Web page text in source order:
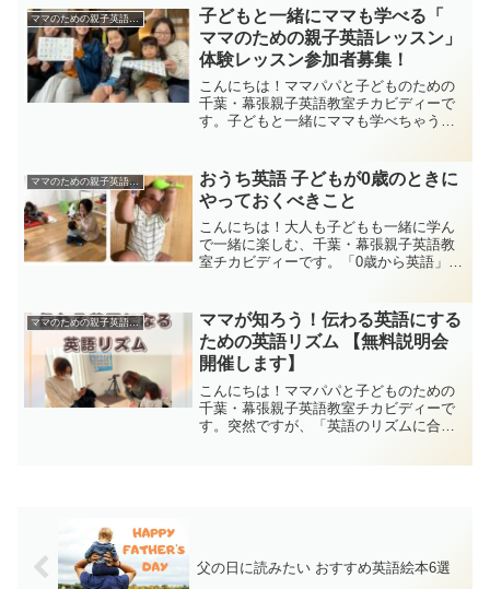
に、9月開講が決定しました！！
ママのための親子英語レッスン
子どもと一緒にママも学べる「
ママのための親子英語レッスン」
体験レッスン参加者募集！
こんにちは！ママパパと子どものための
千葉・幕張親子英語教室チカビディーで
す。子どもと一緒にママも学べちゃう
しました！おうちで子どもと一緒に英語
を楽しみたい！でも自分は...
ママのための親子英語レッスン
おうち英語 子どもが0歳のときに
やっておくべきこと
こんにちは！大人も子どもも一緒に学ん
で一緒に楽しむ、千葉・幕張親子英語教
室チカビディーです。「0歳から英語」っ
もよく聞きましたが、最近では「0歳から
の親子英語」というレ...
ママのための親子英語レッスン
ママが知ろう！伝わる英語にする
ための英語リズム 【無料説明会
開催します】
こんにちは！ママパパと子どものための
千葉・幕張親子英語教室チカビディーで
す。突然ですが、「英語のリズムに合わ
父の日に読みたい おすすめ英語絵本6選